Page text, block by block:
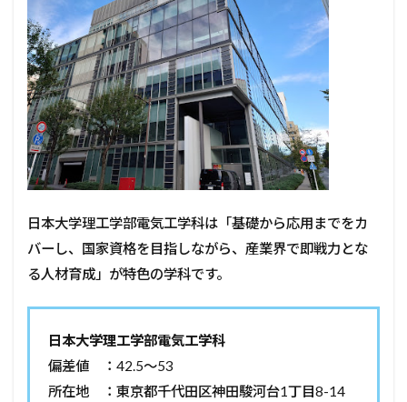
日本大学理工学部電気工学科は「基礎から応用までをカ
バーし、国家資格を目指しながら、産業界で即戦力とな
る人材育成」が特色の学科です。
日本大学理工学部電気工学科
偏差値 ：42.5～53
所在地 ：東京都千代田区神田駿河台1丁目8-14